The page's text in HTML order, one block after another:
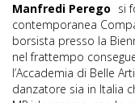
Manfredi Perego si
contemporanea
borsista presso la
nel frattempo
l’Accademia di Belle
danzatore sia in Italia